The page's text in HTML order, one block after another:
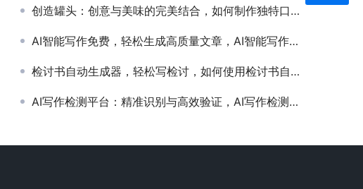
创造罐头：创意与美味的完美结合，如何制作独特口味的创造罐头教程
AI智能写作免费，轻松生成高质量文章，AI智能写作免费工具推荐与使用教程
检讨书自动生成器，轻松写检讨，如何使用检讨书自动生成器快速撰写检讨内容
AI写作检测平台：精准识别与高效验证，AI写作检测平台如何提升文章原创性与可信度